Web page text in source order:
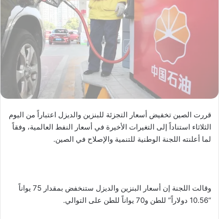
قررت الصين تخفيض أسعار التجزئة للبنزين والديزل اعتباراً من اليوم
الثلاثاء استناداً إلى التغيرات الأخيرة في أسعار النفط العالمية، وفقاً
لما أعلنته اللجنة الوطنية للتنمية والإصلاح في الصين.
وقالت اللجنة إن أسعار البنزين والديزل ستنخفض بمقدار 75 يواناً
“10.56 دولاراً” للطن و70 يواناً للطن على التوالي.